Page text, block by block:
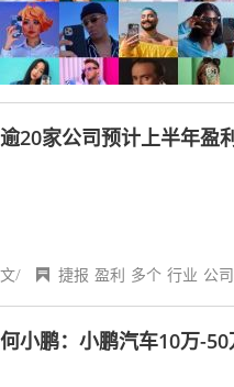
逾20家公司预计上半年盈
文/ 捷报 盈利 多个 行业 公司
何小鹏：小鹏汽车10万-